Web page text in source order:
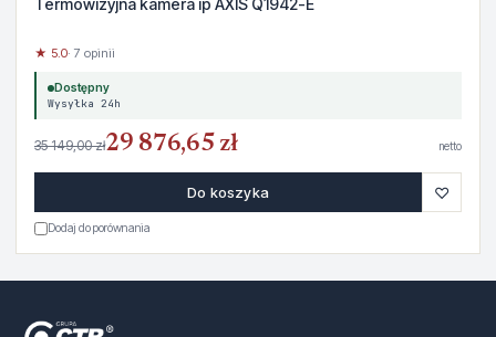
Termowizyjna kamera ip AXIS Q1942-E
★ 5.0· 7 opinii
Dostępny
Wysyłka 24h
35 149,00 zł29 876,65 zł netto
Do koszyka ♡
Dodaj do porównania